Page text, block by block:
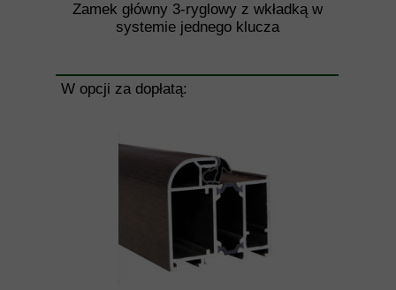
Zamek główny 3-ryglowy z wkładką w
systemie jednego klucza
W opcji za dopłatą: